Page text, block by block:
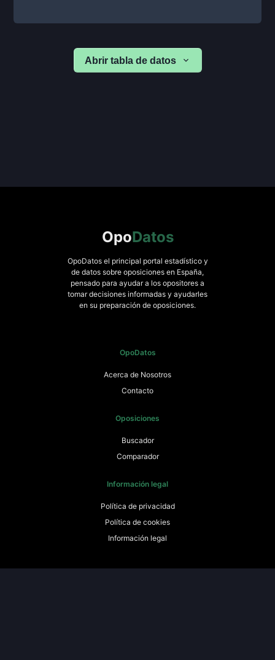
Abrir tabla de datos
OpoDatos
OpoDatos el principal portal estadístico y
de datos sobre oposiciones en España,
pensado para ayudar a los opositores a
tomar decisiones informadas y ayudarles
en su preparación de oposiciones.
OpoDatos
Acerca de Nosotros
Contacto
Oposiciones
Buscador
Comparador
Información legal
Política de privacidad
Política de cookies
Información legal